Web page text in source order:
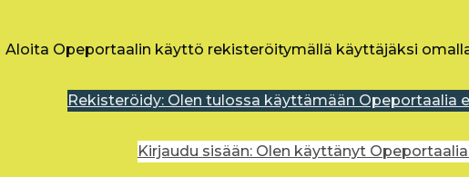
Aloita Opeportaalin käyttö rekisteröitymällä käyttäjäksi
Rekisteröidy: Olen tulossa käyttämään Opeportaalia
Kirjaudu sisään: Olen käyttänyt